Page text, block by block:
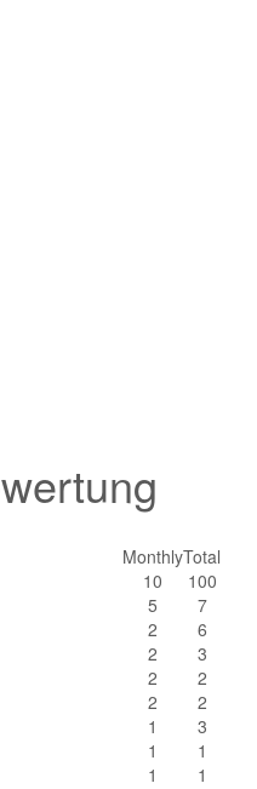
MonthlyTotal
10
100
5
7
2
6
2
3
2
2
2
2
1
3
1
1
1
1